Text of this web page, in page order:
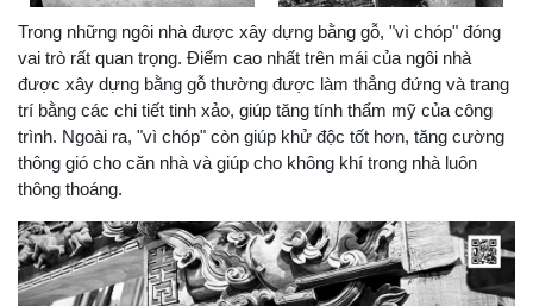
Trong những ngôi nhà được xây dựng bằng gỗ, "vì chóp" đóng
vai trò rất quan trọng. Điểm cao nhất trên mái của ngôi nhà
được xây dựng bằng gỗ thường được làm thẳng đứng và trang
trí bằng các chi tiết tinh xảo, giúp tăng tính thẩm mỹ của công
trình. Ngoài ra, "vì chóp" còn giúp khử độc tốt hơn, tăng cường
thông gió cho căn nhà và giúp cho không khí trong nhà luôn
thông thoáng.